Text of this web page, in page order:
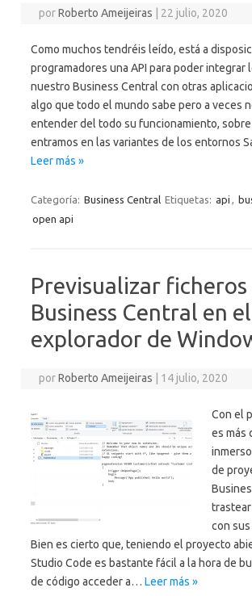
porRoberto Ameijeiras 22 julio, 2020
Como muchos tendréis leído, está a
programadores una API para poder integrar
nuestro Business Central con otras
algo que todo el mundo sabe pero a veces
entender del todo su funcionamiento,
entramos en las variantes de los entornos
Leer más »
Categoría: Business Central Etiquetas: api ,
open api
Previsualizar ficheros
Business Central en el
explorador de
porRoberto Ameijeiras 14 julio, 2020
Con el
es más
de
trastear
con
Bien es cierto que, teniendo el proyecto
Studio Code es bastante fácil a la hora de
de código acceder a… Leer más »